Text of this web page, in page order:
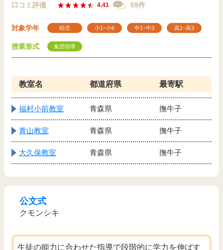
口コミ評価 4.41 59件
対象学年 幼児 小1~小6 中1~中3 高1~高3
授業形式 集団指導
教室名 都道府県 最寄駅
福村小前教室 青森県 撫牛子
青山教室 青森県 撫牛子
大久保教室 青森県 撫牛子
公文式
クモンシキ
生徒の能力に合わせた指導で段階的に学力を伸ばす